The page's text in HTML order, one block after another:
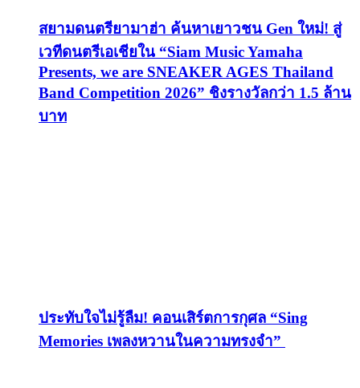
สยามดนตรียามาฮ่า ค้นหาเยาวชน Gen ใหม่! สู่
เวทีดนตรีเอเชียใน “Siam Music Yamaha
Presents, we are SNEAKER AGES Thailand
Band Competition 2026” ชิงรางวัลกว่า 1.5 ล้าน
บาท
ประทับใจไม่รู้ลืม! คอนเสิร์ตการกุศล “Sing
Memories เพลงหวานในความทรงจำ”